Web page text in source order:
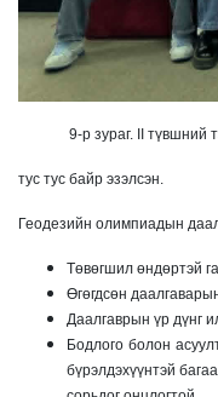
9-р зураг. II түвшний
тус тус байр эзэлсэн.
Геодезийн олимпиадын
Төвөгшил өндөртэй
Өгөгдсөн
Даалгаврын үр дүнг
Бодлого болон
бүрэлдэхүүнтэй